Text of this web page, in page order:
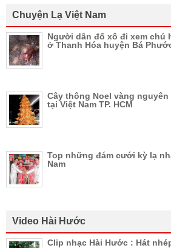
Chuyện Lạ Việt Nam
Người dân đổ xô đi xem chú
ở Thanh Hóa huyện Bá
Cây thông Noel vàng
tại Việt Nam TP. HCM
Top những đám cưới kỳ lạ
Nam
Video Hài Hước
Clip nhạc Hài Hước : Hát